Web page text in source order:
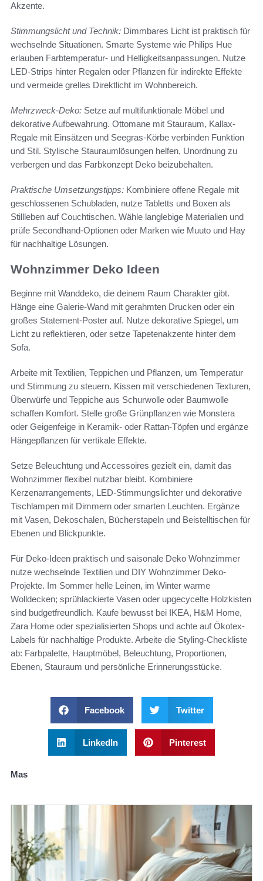
Akzente.
Stimmungslicht und Technik: Dimmbares Licht ist praktisch für
wechselnde Situationen. Smarte Systeme wie Philips Hue
erlauben Farbtemperatur- und Helligkeitsanpassungen. Nutze
LED-Strips hinter Regalen oder Pflanzen für indirekte Effekte
und vermeide grelles Direktlicht im Wohnbereich.
Mehrzweck-Deko: Setze auf multifunktionale Möbel und
dekorative Aufbewahrung. Ottomane mit Stauraum, Kallax-
Regale mit Einsätzen und Seegras-Körbe verbinden Funktion
und Stil. Stylische Stauraumlösungen helfen, Unordnung zu
verbergen und das Farbkonzept Deko beizubehalten.
Praktische Umsetzungstipps: Kombiniere offene Regale mit
geschlossenen Schubladen, nutze Tabletts und Boxen als
Stillleben auf Couchtischen. Wähle langlebige Materialien und
prüfe Secondhand-Optionen oder Marken wie Muuto und Hay
für nachhaltige Lösungen.
Wohnzimmer Deko Ideen
Beginne mit Wanddeko, die deinem Raum Charakter gibt.
Hänge eine Galerie-Wand mit gerahmten Drucken oder ein
großes Statement-Poster auf. Nutze dekorative Spiegel, um
Licht zu reflektieren, oder setze Tapetenakzente hinter dem
Sofa.
Arbeite mit Textilien, Teppichen und Pflanzen, um Temperatur
und Stimmung zu steuern. Kissen mit verschiedenen Texturen,
Überwürfe und Teppiche aus Schurwolle oder Baumwolle
schaffen Komfort. Stelle große Grünpflanzen wie Monstera
oder Geigenfeige in Keramik- oder Rattan-Töpfen und ergänze
Hängepflanzen für vertikale Effekte.
Setze Beleuchtung und Accessoires gezielt ein, damit das
Wohnzimmer flexibel nutzbar bleibt. Kombiniere
Kerzenarrangements, LED-Stimmungslichter und dekorative
Tischlampen mit Dimmern oder smarten Leuchten. Ergänze
mit Vasen, Dekoschalen, Bücherstapeln und Beistelltischen für
Ebenen und Blickpunkte.
Für Deko-Ideen praktisch und saisonale Deko Wohnzimmer
nutze wechselnde Textilien und DIY Wohnzimmer Deko-
Projekte. Im Sommer helle Leinen, im Winter warme
Wolldecken; sprühlackierte Vasen oder upgecycelte Holzkisten
sind budgetfreundlich. Kaufe bewusst bei IKEA, H&M Home,
Zara Home oder spezialisierten Shops und achte auf Ökotex-
Labels für nachhaltige Produkte. Arbeite die Styling-Checkliste
ab: Farbpalette, Hauptmöbel, Beleuchtung, Proportionen,
Ebenen, Stauraum und persönliche Erinnerungsstücke.
Facebook Twitter
LinkedIn Pinterest
Mas